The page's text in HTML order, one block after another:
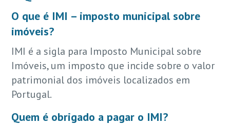
O que é IMI – imposto municipal sobre
imóveis?
IMI é a sigla para Imposto Municipal sobre
Imóveis, um imposto que incide sobre o valor
patrimonial dos imóveis localizados em
Portugal.
Quem é obrigado a pagar o IMI?